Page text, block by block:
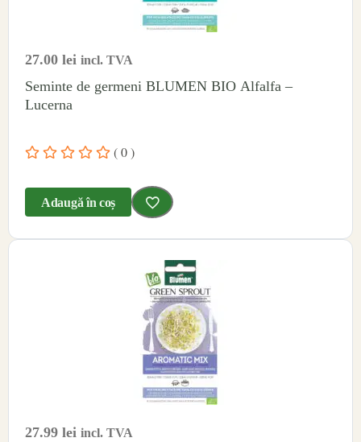
27.00 lei incl. TVA
Seminte de germeni BLUMEN BIO Alfalfa –
Lucerna
( 0 )
Adaugă în coș
27.99 lei incl. TVA